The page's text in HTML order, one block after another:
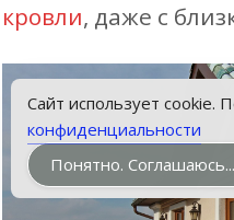
кровли, даже с
Сайт использует cookie.
конфиденциальности
Понятно. Соглашаюсь...